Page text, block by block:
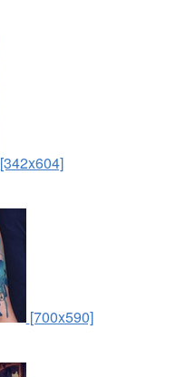
[342x604]
[700x590]